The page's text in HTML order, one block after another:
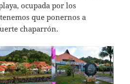
ocupada por los
que ponernos a
chaparrón.